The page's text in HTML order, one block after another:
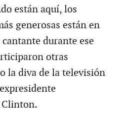
están aquí, los
generosas están en
durante ese
otras
la diva de la televisión
Clinton.